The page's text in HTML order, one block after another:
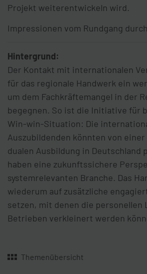
Projekt weiterentwickeln wird.
Impressionen vom Rundgang
Hintergrund:
Der Kontakt mit internationalen
für das regionale Handwerk ein
um dem Fachkräftemangel in der
begegnen. So ist die Initiative für
Win-win-Situation: Die
Auszubildenden könnten von
dualen Ausbildung in Deutschland
haben eine zukunftssichere
systemrelevanten Branche. Das
wiederum auf zusätzliche
setzen, mit denen die personellen
Betrieben verkleinert werden
Themenübersicht